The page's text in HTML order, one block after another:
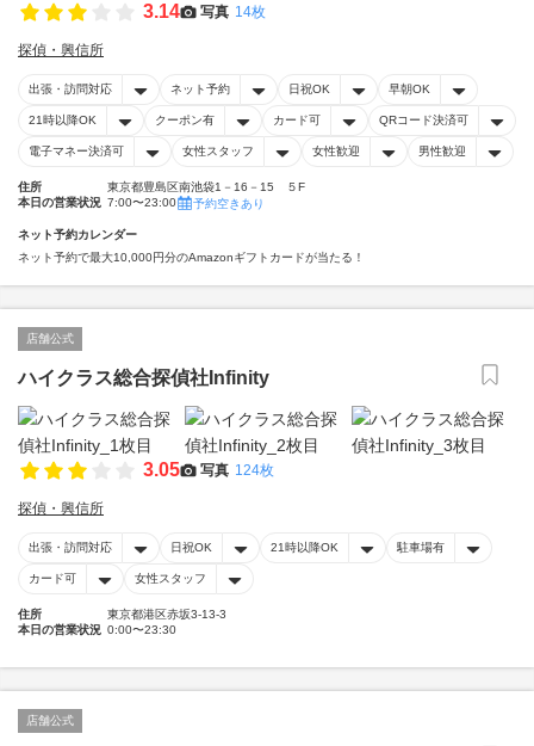
3.14 写真 14枚
探偵・興信所
出張・訪問対応 ネット予約 日祝OK 早朝OK
21時以降OK クーポン有 カード可 QRコード決済可
電子マネー決済可 女性スタッフ 女性歓迎 男性歓迎
住所
東京都豊島区南池袋1－16－15 ５F
本日の営業状況 7:00〜23:00 予約空きあり
ネット予約カレンダー
ネット予約で最大10,000円分のAmazonギフトカードが当たる！
店舗公式
ハイクラス総合探偵社Infinity
3.05 写真 124枚
探偵・興信所
出張・訪問対応 日祝OK 21時以降OK 駐車場有
カード可 女性スタッフ
住所
東京都港区赤坂3-13-3
本日の営業状況 0:00〜23:30
店舗公式